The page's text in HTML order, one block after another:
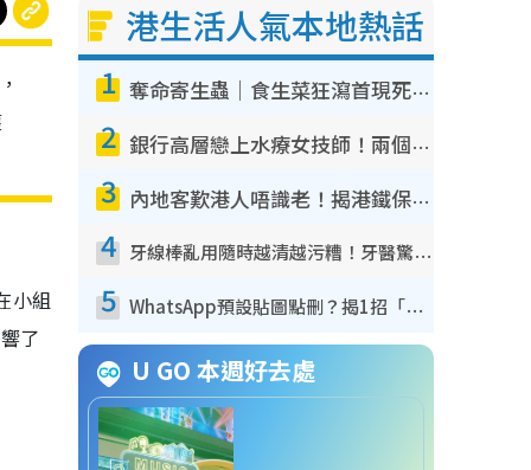
小組
了
港生活人氣本地熱話
1 奪命寄生蟲｜食生菜狂瀉首現死者！疫潮惡化錄1.8萬宗病例 揭洗菜3大謬誤
2 銀行高層戀上水療女技師！兩個月借128萬驚覺「沉船」沉落火海 揭背後疑似邪教操控賣淫
3 內地客歎港人唔識老！揭港鐵保鮮級冷氣 港人求放過：咪投訴
4 牙線棒亂用隨時越清越污糟！牙醫驚揭盲目過戶細菌恐致蛀牙：呢種先係日常真保養
5 WhatsApp預設貼圖點刪？揭1招「反向操作」還原簡潔介面 附3步實測教學
U GO 本週好去處